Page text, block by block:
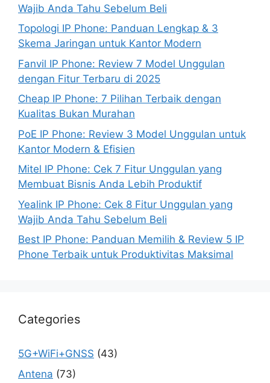
Wajib Anda Tahu Sebelum Beli
Topologi IP Phone: Panduan Lengkap & 3
Skema Jaringan untuk Kantor Modern
Fanvil IP Phone: Review 7 Model Unggulan
dengan Fitur Terbaru di 2025
Cheap IP Phone: 7 Pilihan Terbaik dengan
Kualitas Bukan Murahan
PoE IP Phone: Review 3 Model Unggulan untuk
Kantor Modern & Efisien
Mitel IP Phone: Cek 7 Fitur Unggulan yang
Membuat Bisnis Anda Lebih Produktif
Yealink IP Phone: Cek 8 Fitur Unggulan yang
Wajib Anda Tahu Sebelum Beli
Best IP Phone: Panduan Memilih & Review 5 IP
Phone Terbaik untuk Produktivitas Maksimal
Categories
5G+WiFi+GNSS (43)
Antena (73)